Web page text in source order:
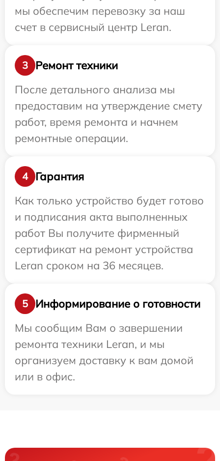
мы обеспечим перевозку за наш
счет в сервисный центр Leran.
3
Ремонт техники
После детального анализа мы
предоставим на утверждение смету
работ, время ремонта и начнем
ремонтные операции.
4
Гарантия
Как только устройство будет готово
и подписания акта выполненных
работ Вы получите фирменный
сертификат на ремонт устройства
Leran сроком на 36 месяцев.
5
Информирование о готовности
Мы сообщим Вам о завершении
ремонта техники Leran, и мы
организуем доставку к вам домой
или в офис.